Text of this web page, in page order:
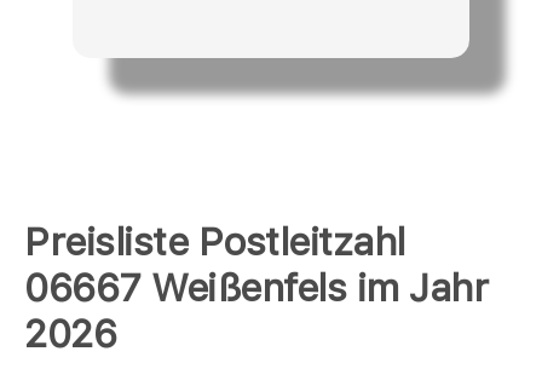
Preisliste Postleitzahl
06667 Weißenfels im Jahr
2026